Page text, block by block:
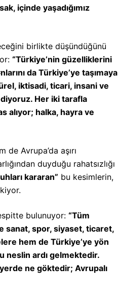
içinde yaşadığımız
birlikte düşündüğünü
“Türkiye’nin güzelliklerini
da Türkiye’ye taşımaya
iktisadi, ticari, insani ve
Her iki tarafla
alıyor; halka, hayra ve
de Avrupa’da aşırı
duyduğu rahatsızlığı
kararan” bu kesimlerin,
bulunuyor: “Tüm
sanat, spor, siyaset, ticaret,
hem de Türkiye’ye yön
neslin ardı gelmektedir.
ne göktedir; Avrupalı